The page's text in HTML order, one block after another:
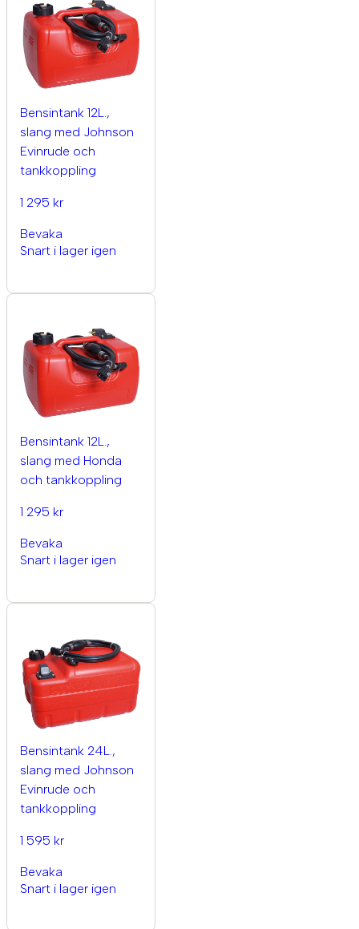
Bensintank 12L.,
slang med Johnson
Evinrude och
tankkoppling
1 295 kr
Bevaka
Snart i lager igen
Bensintank 12L.,
slang med Honda
och tankkoppling
1 295 kr
Bevaka
Snart i lager igen
Bensintank 24L.,
slang med Johnson
Evinrude och
tankkoppling
1 595 kr
Bevaka
Snart i lager igen